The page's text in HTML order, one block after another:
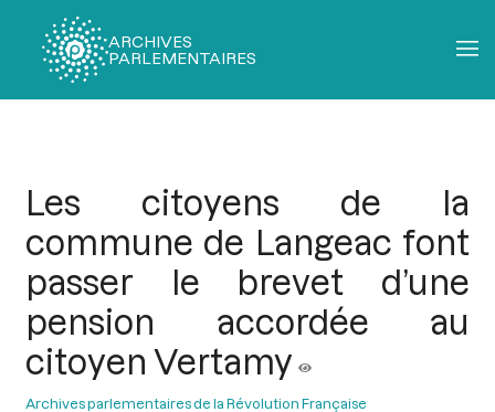
ARCHIVES
PARLEMENTAIRES
Les citoyens de la
commune de Langeac font
passer le brevet d’une
pension accordée au
citoyen Vertamy
Archives parlementaires de la Révolution Française